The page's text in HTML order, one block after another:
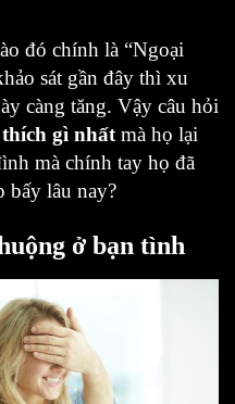
đó chính là “Ngoại
sát gần đây thì xu
càng tăng. Vậy câu hỏi
gì nhất mà họ lại
mà chính tay họ đã
bấy lâu nay?
ở bạn tình